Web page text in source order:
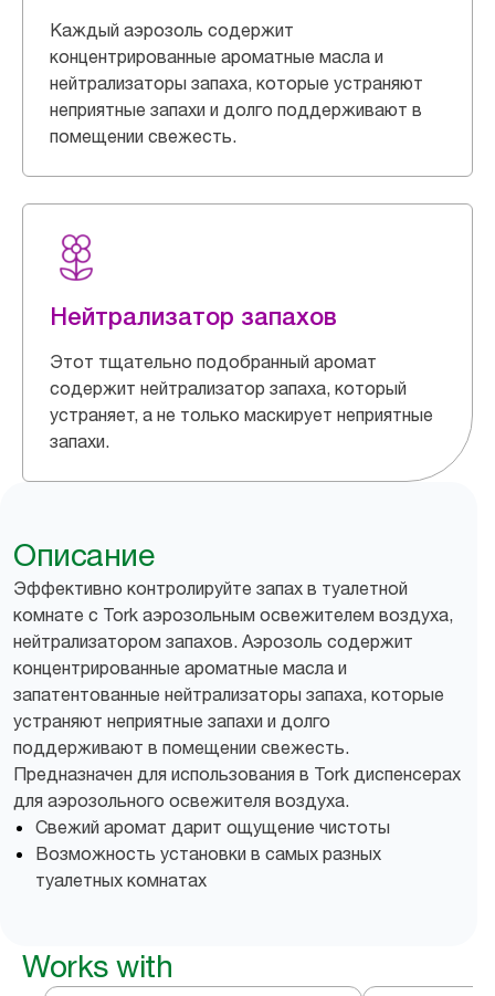
Каждый аэрозоль содержит
концентрированные ароматные масла и
нейтрализаторы запаха, которые устраняют
неприятные запахи и долго поддерживают в
помещении свежесть.
Нейтрализатор запахов
Этот тщательно подобранный аромат
содержит нейтрализатор запаха, который
устраняет, а не только маскирует неприятные
запахи.
Описание
Эффективно контролируйте запах в туалетной
комнате с Tork аэрозольным освежителем воздуха,
нейтрализатором запахов. Аэрозоль содержит
концентрированные ароматные масла и
запатентованные нейтрализаторы запаха, которые
устраняют неприятные запахи и долго
поддерживают в помещении свежесть.
Предназначен для использования в Tork диспенсерах
для аэрозольного освежителя воздуха.
Свежий аромат дарит ощущение чистоты
Возможность установки в самых разных
туалетных комнатах
Works with